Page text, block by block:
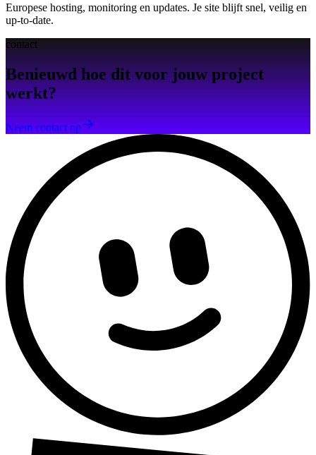
Europese hosting, monitoring en updates. Je site blijft snel, veilig en
up-to-date.
contact
Benieuwd hoe dit voor jouw project
werkt?
Neem contact op